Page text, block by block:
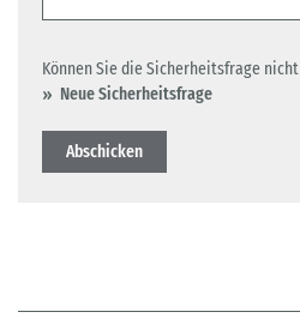
Können Sie die Sicherheitsfrage
Neue Sicherheitsfrage
Abschicken